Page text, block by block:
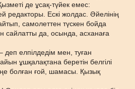
де ұсақ-түйек емес:
редакторы. Ескі жолдас. Әйелінің
самолеттен түскен бойда
сайлатты да, осында, асханаға
елпілдедім мен, туған
ұшқалақтана беретін белгілі
болған ғой, шамасы. Қызық